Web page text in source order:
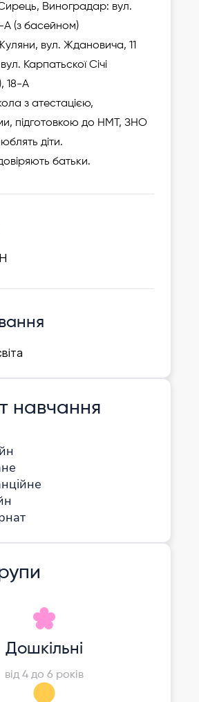
Виноградар: вул.
А (з басейном)
вул. Ждановича, 11
Карпатьскої Січі
18-А
з атестацією,
підготовкою до НМТ, ЗНО
діти.
батьки.
навчання
Дошкільні
від 4 до 6 років